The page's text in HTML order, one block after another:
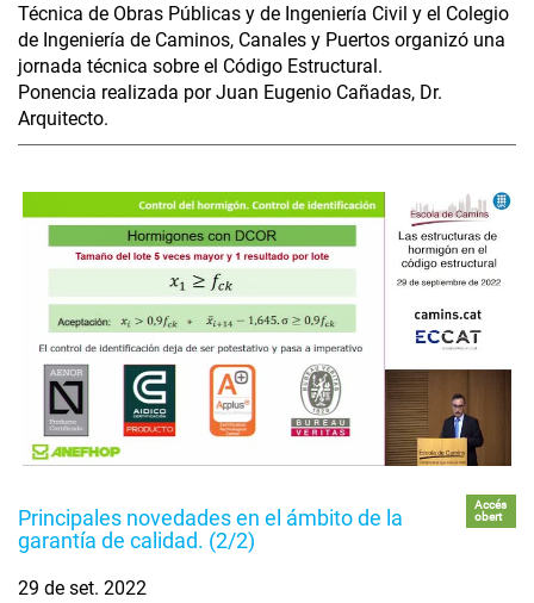
Técnica de Obras Públicas y de Ingeniería Civil y el Colegio
de Ingeniería de Caminos, Canales y Puertos organizó una
jornada técnica sobre el Código Estructural.
Ponencia realizada por Juan Eugenio Cañadas, Dr.
Arquitecto.
Principales novedades en el ámbito de la
garantía de calidad. (2/2)
Accés
obert
29 de set. 2022